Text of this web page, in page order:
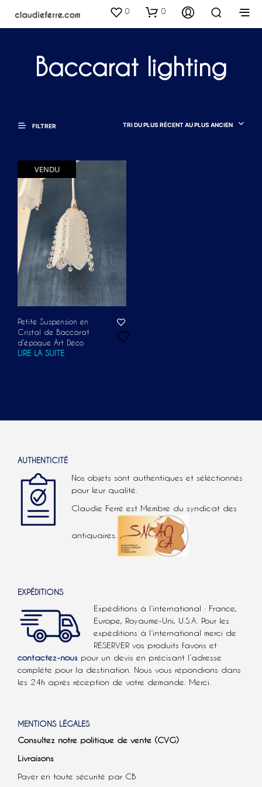
0 0
Baccarat lighting
FILTRER TRI DU PLUS RÉCENT AU PLUS ANCIEN
VENDU
Petite Suspension en
Cristal de Baccarat
d’époque Art Déco
LIRE LA SUITE
AUTHENTICITÉ
Nos objets sont authentiques et séléctionnés
pour leur qualité.
Claudie Ferré est Membre du syndicat des
antiquaires.
EXPÉDITIONS
Expéditions à l’international : France,
Europe, Royaume-Uni, U.S.A. Pour les
expéditions à l’international merci de
RÉSERVER vos produits favoris et
contactez-nous pour un devis en précisant l’adresse
complète pour la destination. Nous vous répondrons dans
les 24h après réception de votre demande. Merci.
MENTIONS LÉGALES
Consultez notre politique de vente (CVG)
Livraisons
Payer en toute sécurité par CB